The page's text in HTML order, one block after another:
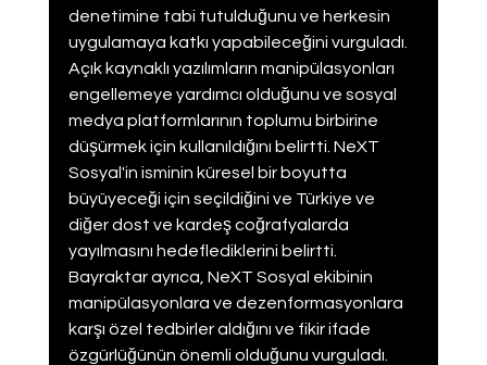
denetimine tabi tutulduğunu ve herkesin
uygulamaya katkı yapabileceğini vurguladı.
Açık kaynaklı yazılımların manipülasyonları
engellemeye yardımcı olduğunu ve sosyal
medya platformlarının toplumu birbirine
düşürmek için kullanıldığını belirtti. NeXT
Sosyal'in isminin küresel bir boyutta
büyüyeceği için seçildiğini ve Türkiye ve
diğer dost ve kardeş coğrafyalarda
yayılmasını hedeflediklerini belirtti.
Bayraktar ayrıca, NeXT Sosyal ekibinin
manipülasyonlara ve dezenformasyonlara
karşı özel tedbirler aldığını ve fikir ifade
özgürlüğünün önemli olduğunu vurguladı.